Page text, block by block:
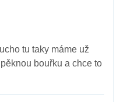
tu taky máme už
bouřku a chce to